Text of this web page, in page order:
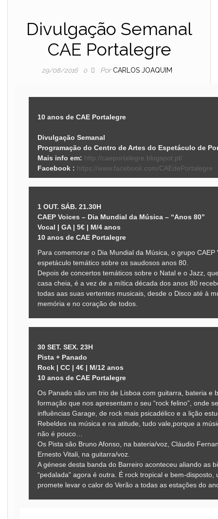
Divulgação Semanal
CAE Portalegre
29/08/2016 0 Por CARLOS JOAQUIM
10 anos de CAE Portalegre
Divulgação Semanal
Programação do Centro de Artes do Espetáculo de
Mais info em: http://caeportalegre.blogspot.pt/
Facebook : https://www.facebook.com/CAEdePortalegre
1 OUT. SÁB. 21.30H
CAEP Voices – Dia Mundial da Música – “Anos 80”
Vocal | GA | 5€ | M/4 anos
10 anos de CAE Portalegre
Para comemorar o Dia Mundial da Música, o grupo
espetáculo temático sobre os saudosos anos 80.
Depois de concertos temáticos sobre o Natal e o Jazz,
casa cheia, é a vez de a mítica década dos anos 80
todas aas suas vertentes musicais, desde o Disco até à
memória e no coração de todos.
30 SET. SEX. 23H
Pista + Panado
Rock | CC | 4€ | M/12 anos
10 anos de CAE Portalegre
Os Panado são um trio de Lisboa com guitarra, bateria e
formação que nos apresentam o seu “rock felino”, onde
influências Garage, de rock mais psicadélico e a lição
Rebeldes na música e na atitude, tudo vale,porque a
não é pouco…
Os Pista são Bruno Afonso, na bateria/voz, Cláudio
Ernesto Vitali, na guitarra/voz.
A génese desta banda do Barreiro aconteceu aliando as
“pedalada” agora é outra. É rock tropical e bem-
promete levar o calor do Verão a todas as estações do